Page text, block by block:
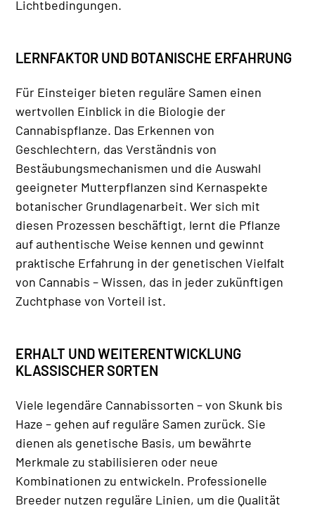
Lichtbedingungen.
LERNFAKTOR UND BOTANISCHE ERFAHRUNG
Für Einsteiger bieten reguläre Samen einen
wertvollen Einblick in die Biologie der
Cannabispflanze. Das Erkennen von
Geschlechtern, das Verständnis von
Bestäubungsmechanismen und die Auswahl
geeigneter Mutterpflanzen sind Kernaspekte
botanischer Grundlagenarbeit. Wer sich mit
diesen Prozessen beschäftigt, lernt die Pflanze
auf authentische Weise kennen und gewinnt
praktische Erfahrung in der genetischen Vielfalt
von Cannabis – Wissen, das in jeder zukünftigen
Zuchtphase von Vorteil ist.
ERHALT UND WEITERENTWICKLUNG
KLASSISCHER SORTEN
Viele legendäre Cannabissorten – von Skunk bis
Haze – gehen auf reguläre Samen zurück. Sie
dienen als genetische Basis, um bewährte
Merkmale zu stabilisieren oder neue
Kombinationen zu entwickeln. Professionelle
Breeder nutzen reguläre Linien, um die Qualität